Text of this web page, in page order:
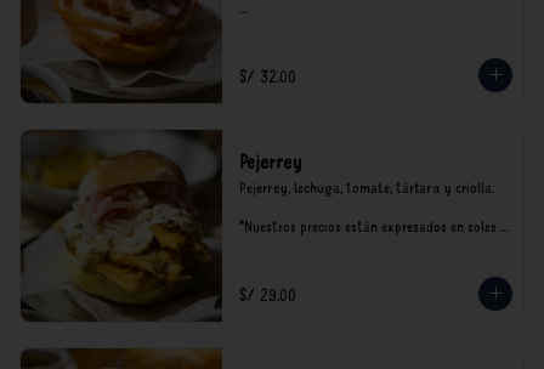
consumo.
S/ 32.00
Pejerrey
Pejerrey, lechuga, tomate, tártara y criolla.
*Nuestros precios están expresados en soles e
S/ 29.00